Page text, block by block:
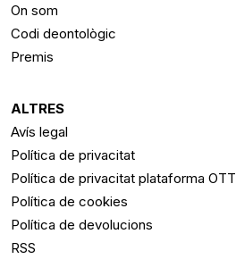
On som
Codi deontològic
Premis
ALTRES
Avís legal
Política de privacitat
Política de privacitat plataforma OTT
Política de cookies
Política de devolucions
RSS